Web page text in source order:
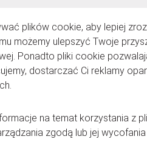
w wiosnę jest tematem do wielu
wiosenne porządki, których punktem
nam, właściwy poziom izolacji okien
doniczkowe również budzą się z
niechybny znak, że wraz wiosennymi
plików cookie, aby lepiej
możemy ulepszyć Twoje
Ponadto pliki cookie
dostarczać Ci reklamy
na temat korzystania z
zgodą lub jej